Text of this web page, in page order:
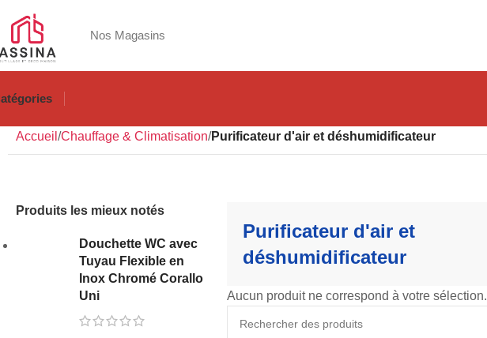
Nos Magasins
Accueil Chauffage & Climatisation Purificateur d'air et déshumidificateur
Produits les mieux notés
Douchette WC avec
Tuyau Flexible en
Inox Chromé Corallo
Uni
Purificateur d'air et
déshumidificateur
Aucun produit ne correspond à votre sélection.